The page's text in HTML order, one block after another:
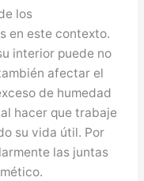
los
en este contexto.
interior puede no
afectar el
de humedad
hacer que trabaje
su vida útil. Por
las juntas